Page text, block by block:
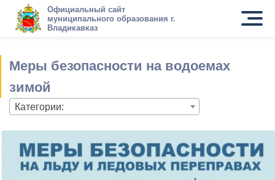
Официальный сайт
муниципального образования г.
Владикавказ
Меры безопасности на водоемах
зимой
Категории: